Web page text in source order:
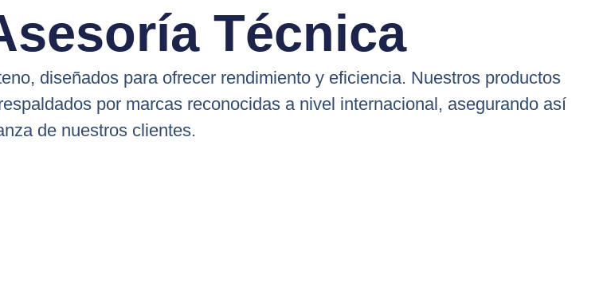
Técnica
diseñados para ofrecer rendimiento y eficiencia. Nuestros productos
por marcas reconocidas a nivel internacional, asegurando así
de nuestros clientes.